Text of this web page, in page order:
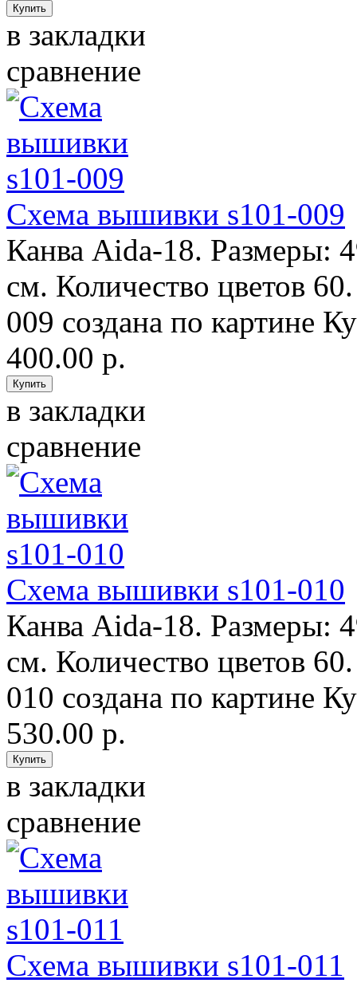
в закладки
сравнение
Схема вышивки s101-009
Канва Aida-18. Размеры:
см. Количество цветов
009 создана по картине
400.00 р.
в закладки
сравнение
Схема вышивки s101-010
Канва Aida-18. Размеры:
см. Количество цветов
010 создана по картине
530.00 р.
в закладки
сравнение
Схема вышивки s101-011